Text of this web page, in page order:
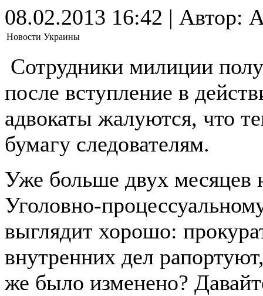
08.02.2013 16:42 | Автор:
Новости Украины
Сотрудники милиции
после вступление в
адвокаты жалуются, что
бумагу следователям.
Уже больше двух месяцев
Уголовно-
выглядит хорошо:
внутренних дел
же было изменено?